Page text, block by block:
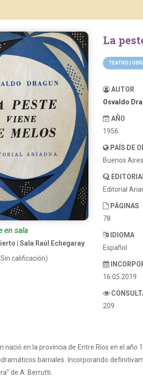
en sala
| Sala Raúl Echegaray
calificación)
La
TEATRO |
AUTOR
Osvaldo
AÑO
1956
PAÍS DE
Buenos
Editorial
PÁGINAS
78
IDIOMA
Español
16.05.2019
209
nació en la provincia de Entre Ríos en el
barriales. Incorporando
de A. Berrutti.